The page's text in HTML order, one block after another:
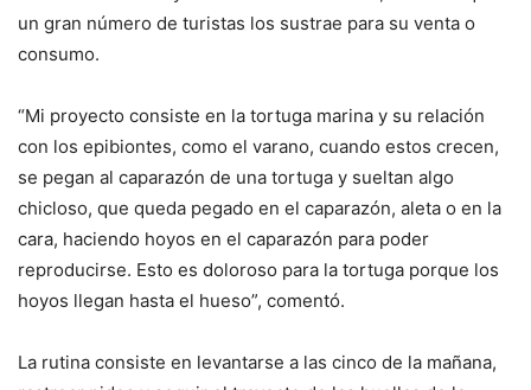
un gran número de turistas los sustrae para su venta o
consumo.
“Mi proyecto consiste en la tortuga marina y su relación
con los epibiontes, como el varano, cuando estos crecen,
se pegan al caparazón de una tortuga y sueltan algo
chicloso, que queda pegado en el caparazón, aleta o en la
cara, haciendo hoyos en el caparazón para poder
reproducirse. Esto es doloroso para la tortuga porque los
hoyos llegan hasta el hueso”, comentó.
La rutina consiste en levantarse a las cinco de la mañana,